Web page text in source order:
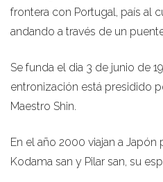
frontera con Portugal, país al
andando a través de un
Se funda el dia 3 de junio de
entronización está presidido
Maestro Shin.
En el año 2000 viajan a Japón
Kodama san y Pilar san, su